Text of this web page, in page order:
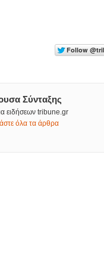
Σύνταξης
ειδήσεων tribune.gr
όλα τα άρθρα